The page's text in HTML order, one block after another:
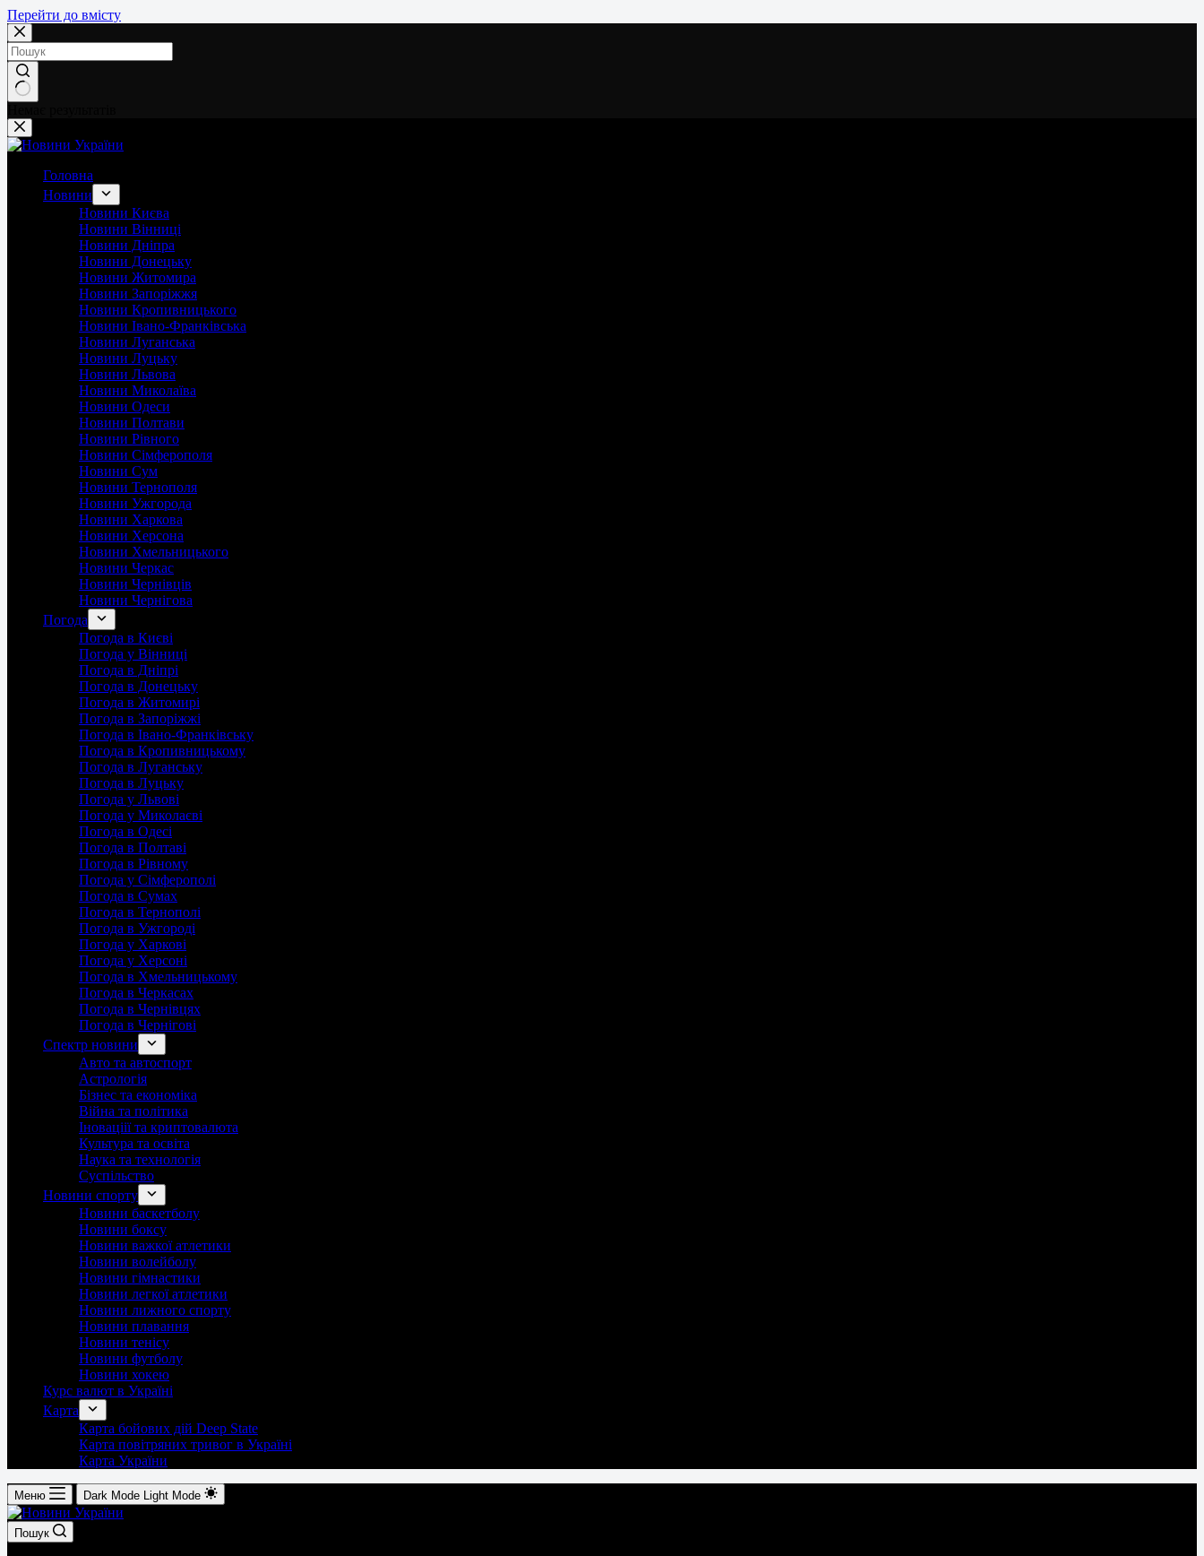
Перейти до вмісту
Головна
Новини
Новини Києва
Новини Вінниці
Новини Дніпра
Новини Донецьку
Новини Житомира
Новини Запоріжжя
Новини Кропивницького
Новини Івано-Франківська
Новини Луганська
Новини Луцьку
Новини Львова
Новини Миколаїва
Новини Одеси
Новини Полтави
Новини Рівного
Новини Сімферополя
Новини Сум
Новини Тернополя
Новини Ужгорода
Новини Харкова
Новини Херсона
Новини Хмельницького
Новини Черкас
Новини Чернівців
Новини Чернігова
Погода
Погода в Києві
Погода у Вінниці
Погода в Дніпрі
Погода в Донецьку
Погода в Житомирі
Погода в Запоріжжі
Погода в Івано-Франківську
Погода в Кропивницькому
Погода в Луганську
Погода в Луцьку
Погода у Львові
Погода у Миколаєві
Погода в Одесі
Погода в Полтаві
Погода в Рівному
Погода у Сімферополі
Погода в Сумах
Погода в Тернополі
Погода в Ужгороді
Погода у Харкові
Погода у Херсоні
Погода в Хмельницькому
Погода в Черкасах
Погода в Чернівцях
Погода в Чернігові
Спектр новини
Авто та автоспорт
Астрологія
Бізнес та економіка
Війна та політика
Іноваціії та криптовалюта
Культура та освіта
Наука та технологія
Суспільство
Новини спорту
Новини баскетболу
Новини боксу
Новини важкої атлетики
Новини волейболу
Новини гімнастики
Новини легкої атлетики
Новини лижного спорту
Новини плавання
Новини тенісу
Новини футболу
Новини хокею
Курс валют в Україні
Карта
Карта бойових дій Deep State
Карта повітряних тривог в Україні
Карта України
Меню Dark Mode Light Mode
Пошук